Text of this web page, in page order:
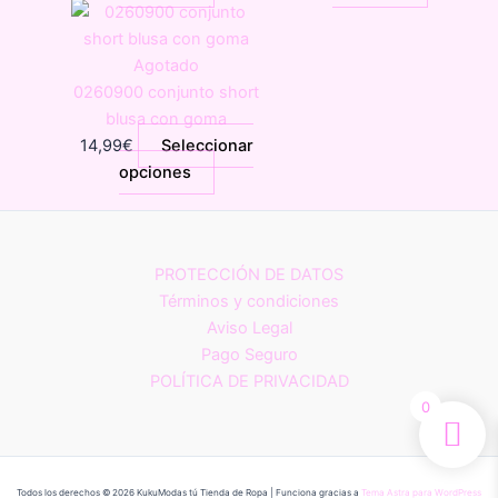
elegir
en
página
de
producto
pueden
producto
tiene
variantes.
Las
opciones
se
pueden
la
página
de
producto
producto
Agotado
0260900 conjunto short
blusa con goma
14,99€
Seleccionar
opciones
Este
producto
variantes.
Las
opciones
se
pueden
página
PROTECCIÓN DE DATOS
Términos y condiciones
Aviso Legal
Pago Seguro
POLÍTICA DE PRIVACIDAD
Todos los derechos © 2026 KukuModas tú Tienda de Ropa | Funciona gracias a Tema Astra para WordPress
0